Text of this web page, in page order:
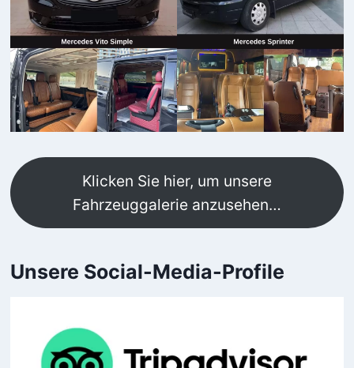
Klicken Sie hier, um unsere
Fahrzeuggalerie anzusehen…
Unsere Social-Media-Profile